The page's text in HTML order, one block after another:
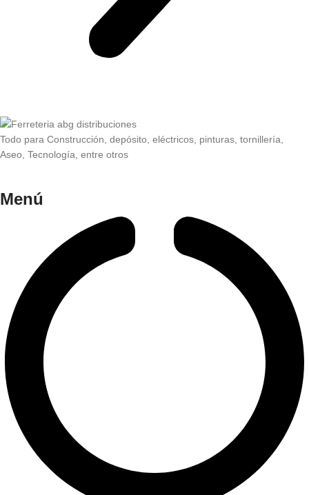
Todo para Construcción, depósito, eléctricos, pinturas, tornillería,
Aseo, Tecnología, entre otros
Menú